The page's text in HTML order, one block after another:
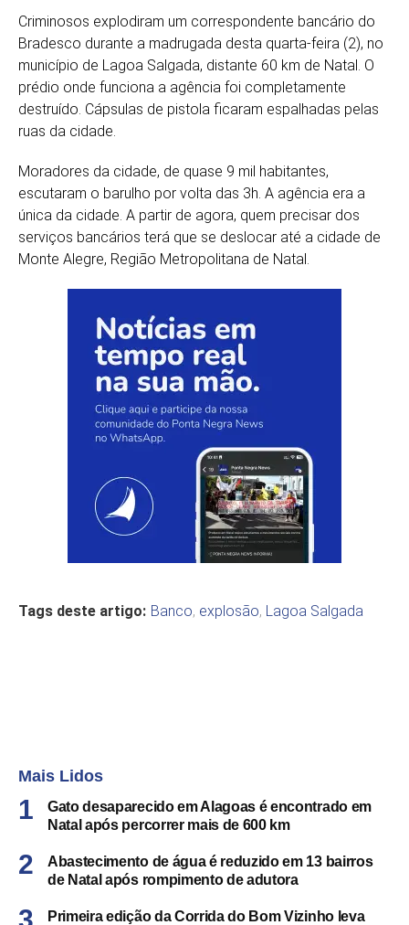
Criminosos explodiram um correspondente bancário do
Bradesco durante a madrugada desta quarta-feira (2), no
município de Lagoa Salgada, distante 60 km de Natal. O
prédio onde funciona a agência foi completamente
destruído. Cápsulas de pistola ficaram espalhadas pelas
ruas da cidade.
Moradores da cidade, de quase 9 mil habitantes,
escutaram o barulho por volta das 3h. A agência era a
única da cidade. A partir de agora, quem precisar dos
serviços bancários terá que se deslocar até a cidade de
Monte Alegre, Região Metropolitana de Natal.
Tags deste artigo: Banco, explosão, Lagoa Salgada
Mais Lidos
Gato desaparecido em Alagoas é encontrado em
Natal após percorrer mais de 600 km
Abastecimento de água é reduzido em 13 bairros
de Natal após rompimento de adutora
Primeira edição da Corrida do Bom Vizinho leva